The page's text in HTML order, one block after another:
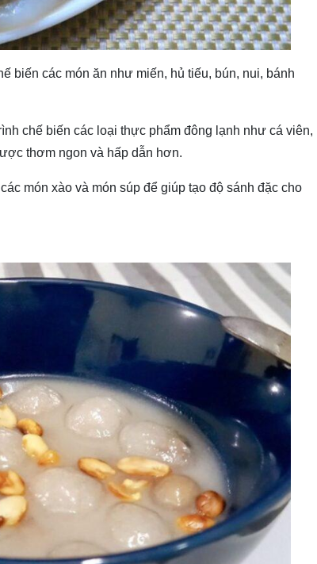
biến các món ăn như miến, hủ tiếu, bún, nui, bánh
chế biến các loại thực phẩm đông lạnh như cá viên,
thơm ngon và hấp dẫn hơn.
món xào và món súp để giúp tạo độ sánh đặc cho